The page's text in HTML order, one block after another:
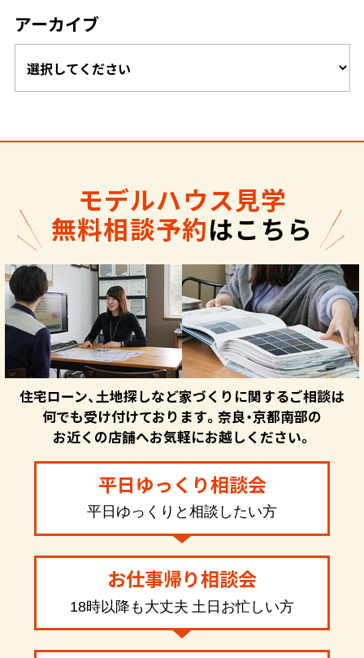
アーカイブ
モデルハウス見学
無料相談予約はこちら
住宅ローン、土地探しなど家づくりに関するご相談は
何でも受け付けております。奈良・京都南部の
お近くの店舗へお気軽にお越しください。
平日ゆっくり相談会
平日ゆっくりと相談したい方
お仕事帰り相談会
18時以降も大丈夫 土日お忙しい方